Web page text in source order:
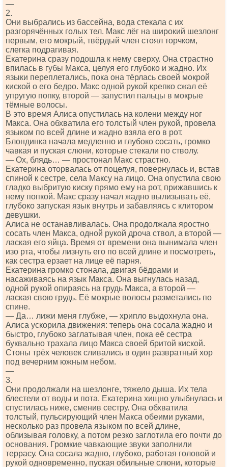
—
2.
Они выбрались из бассейна, вода стекала с их
разгорячённых голых тел. Макс лёг на широкий шезлонг
первым, его мокрый, твёрдый член стоял торчком,
слегка подрагивая.
Екатерина сразу подошла к нему сверху. Она страстно
впилась в губы Макса, целуя его глубоко и жадно. Их
языки переплетались, пока она тёрлась своей мокрой
киской о его бедро. Макс одной рукой крепко сжал её
упругую попку, второй — запустил пальцы в мокрые
тёмные волосы.
В это время Алиса опустилась на колени между ног
Макса. Она обхватила его толстый член рукой, провела
языком по всей длине и жадно взяла его в рот.
Блондинка начала медленно и глубоко сосать, громко
чавкая и пуская слюни, которые стекали по стволу.
— Ох, блядь… — простонал Макс страстно.
Екатерина оторвалась от поцелуя, повернулась и, встав
спиной к сестре, села Максу на лицо. Она опустила свою
гладко выбритую киску прямо ему на рот, прижавшись к
нему попкой. Макс сразу начал жадно вылизывать её,
глубоко запуская язык внутрь и забавляясь с клитором
девушки.
Алиса не останавливалась. Она продолжала яростно
сосать член Макса, одной рукой дроча ствол, а второй —
лаская его яйца. Время от времени она вынимала член
изо рта, чтобы лизнуть его по всей длине и посмотреть,
как сестра ерзает на лице её парня.
Екатерина громко стонала, двигая бёдрами и
насаживаясь на язык Макса. Она выгнулась назад,
одной рукой опираясь на грудь Макса, а второй —
лаская свою грудь. Её мокрые волосы разметались по
спине.
— Да… лижи меня глубже, — хрипло выдохнула она.
Алиса ускорила движения: теперь она сосала жадно и
быстро, глубоко заглатывая член, пока её сестра
буквально трахала лицо Макса своей бритой киской.
Стоны трёх человек сливались в один развратный хор
под вечерним южным небом.
—
3.
Они продолжали на шезлонге, тяжело дыша. Их тела
блестели от воды и пота. Екатерина хищно улыбнулась и
спустилась ниже, сменив сестру. Она обхватила
толстый, пульсирующий член Макса обеими руками,
несколько раз провела языком по всей длине,
облизывая головку, а потом резко заглотила его почти до
основания. Громкие чавкающие звуки заполнили
террасу. Она сосала жадно, глубоко, работая головой и
рукой одновременно, пуская обильные слюни, которые